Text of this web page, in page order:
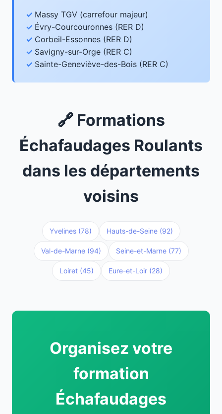
Massy TGV (carrefour majeur)
Évry-Courcouronnes (RER D)
Corbeil-Essonnes (RER D)
Savigny-sur-Orge (RER C)
Sainte-Geneviève-des-Bois (RER C)
🔗 Formations
Échafaudages Roulants
dans les départements
voisins
Yvelines (78) Hauts-de-Seine (92)
Val-de-Marne (94) Seine-et-Marne (77)
Loiret (45) Eure-et-Loir (28)
Organisez votre
formation
Échafaudages